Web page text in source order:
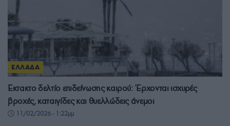
ΕΛΛΑΔΑ
Έκτακτο δελτίο επιδείνωσης καιρού: Έρχονται ισχυρές
βροχές, καταιγίδες και θυελλώδεις άνεμοι
11/02/2026 - 1:22μμ